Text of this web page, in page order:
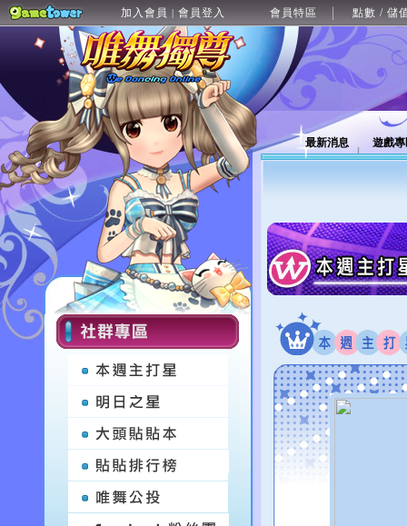
加入會員 | 會員登入 會員特區 點數 / 儲
最新消息 遊戲